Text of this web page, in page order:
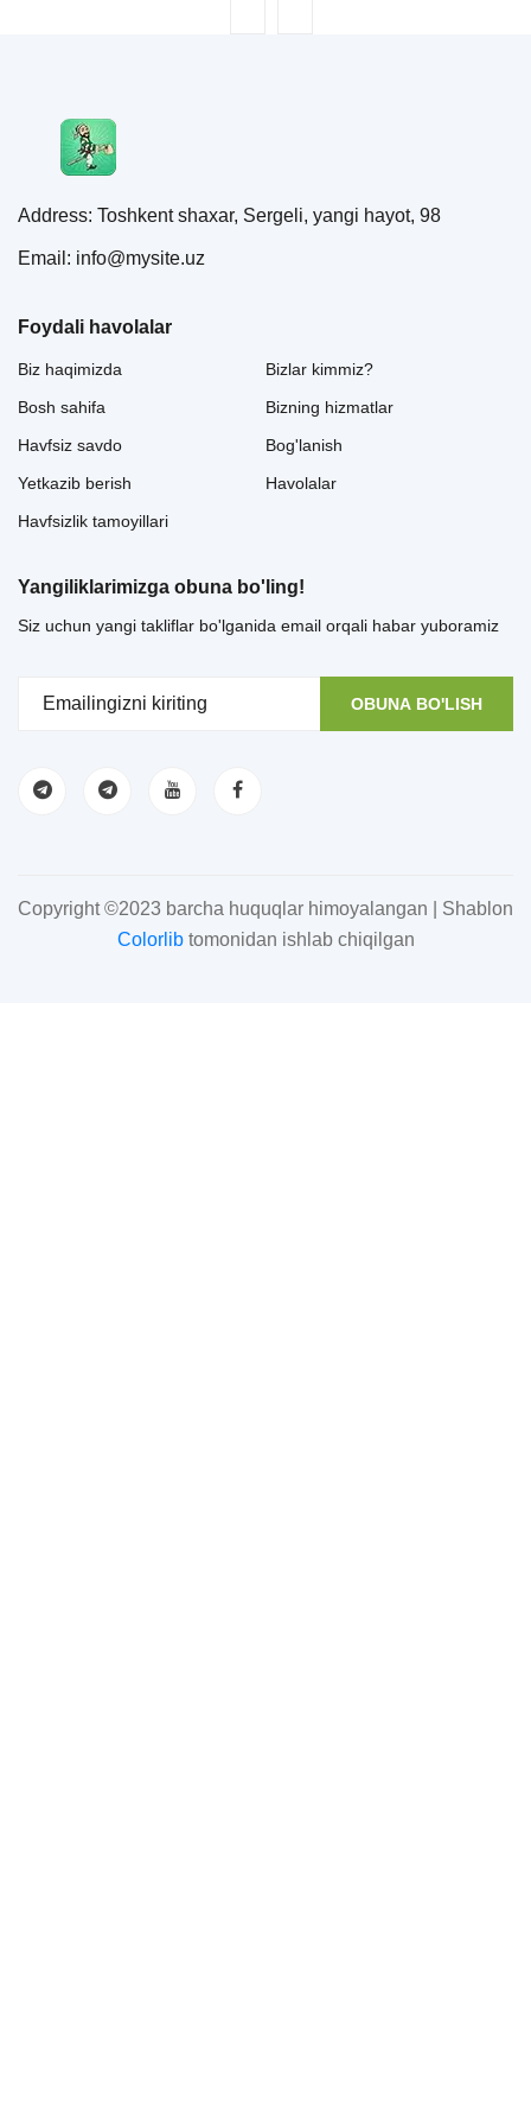
Address: Toshkent shaxar, Sergeli, yangi hayot, 98
Email: info@mysite.uz
Foydali havolalar
Biz haqimizda
Bosh sahifa
Havfsiz savdo
Yetkazib berish
Havfsizlik tamoyillari
Bizlar kimmiz?
Bizning hizmatlar
Bog'lanish
Havolalar
Yangiliklarimizga obuna bo'ling!
Siz uchun yangi takliflar bo'lganida email orqali habar yuboramiz
OBUNA BO'LISH
Copyright ©2023 barcha huquqlar himoyalangan | Shablon
Colorlibtomonidan ishlab chiqilgan